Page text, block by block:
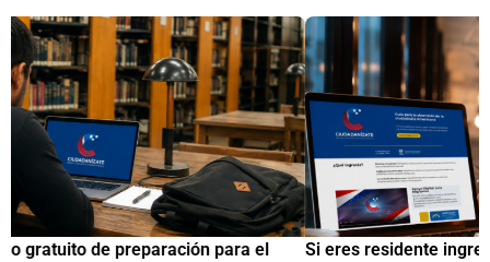
Si eres residente ingresa a Ciudadanízate, el curso gratuito